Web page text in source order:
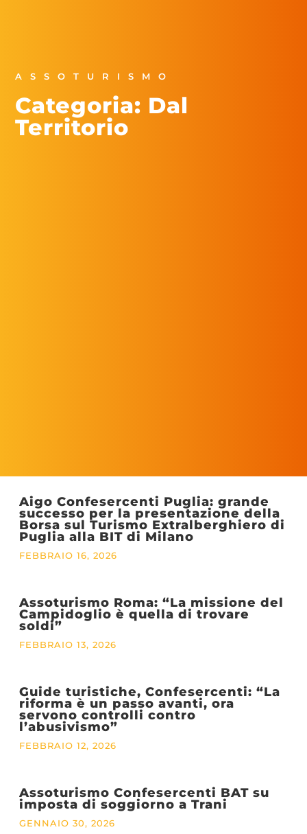
ASSOTURISMO
Categoria: Dal
Territorio
Aigo Confesercenti Puglia: grande
successo per la presentazione della
Borsa sul Turismo Extralberghiero di
Puglia alla BIT di Milano
FEBBRAIO 16, 2026
Assoturismo Roma: “La missione del
Campidoglio è quella di trovare
soldi”
FEBBRAIO 13, 2026
Guide turistiche, Confesercenti: “La
riforma è un passo avanti, ora
servono controlli contro
l’abusivismo”
FEBBRAIO 12, 2026
Assoturismo Confesercenti BAT su
imposta di soggiorno a Trani
GENNAIO 30, 2026